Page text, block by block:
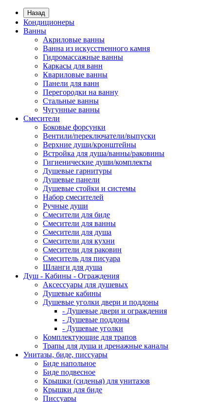
Назад
Кондиционеры
Ванны
Акриловые ванны
Ванна из искусственного камня
Гидромассажные ванны
Каркасы для ванн
Квариловые ванны
Панели для ванн
Перегородки на ванну
Стальные ванны
Чугунные ванны
Смесители
Боковые форсунки
Вентили/переключатели/выпуски
Верхние души/кронштейны
Встройка для душа/ванны/раковины
Гигиенические души/комплекты
Душевые гарнитуры
Душевые панели
Душевые стойки и системы
Набор смесителей
Ручные души
Смесители для биде
Смесители для ванны
Смесители для душа
Смесители для кухни
Смесители для раковин
Смеситель для писуара
Шланги для душа
Душ - Кабины - Ограждения
Аксессуары для душевых
Душевые кабины
Душевые уголки двери и поддоны
- Душевые двери и ограждения
- Душевые поддоны
- Душевые уголки
Комплектующие для трапов
Трапы для душа и дренажные каналы
Унитазы, биде, писсуары
Биде напольное
Биде подвесное
Крышки (сиденья) для унитазов
Крышки для биде
Писсуары